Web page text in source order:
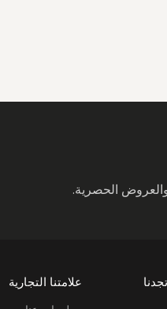
الحصرية.
علامتنا التجارية